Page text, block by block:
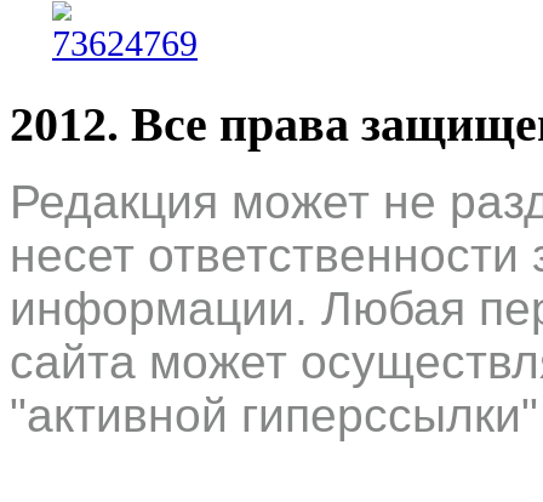
2012. Все права
Редакция может не
несет
информации. Любая
сайта может
"активной